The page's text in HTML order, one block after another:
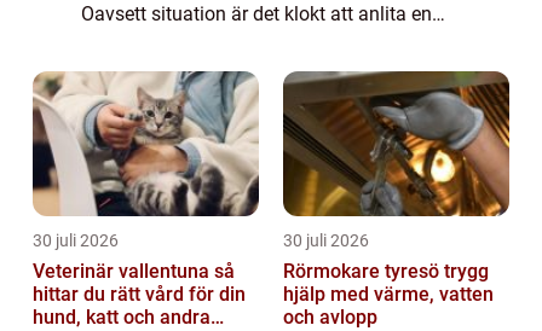
Oavsett situation är det klokt att anlita en
30 juli 2026
Veterinär vallentuna så
hittar du rätt vård för din
hund, katt och andra
30 juli 2026
Rörmokare tyresö trygg
hjälp med värme, vatten
och avlopp